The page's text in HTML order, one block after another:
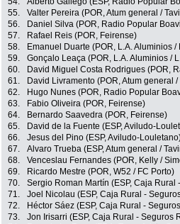
55.
Valter Pereira (POR, Atum general /
56.
Daniel Silva (POR, Radio Popular
57.
Rafael Reis (POR, Feirense)
58.
Emanuel Duarte (POR, L.A. Aluminios /
59.
Gonçalo Leaça (POR, L.A. Aluminios /
60.
David Miguel Costa Rodrigues (POR,
61.
David Livramento (POR, Atum general
62.
Hugo Nunes (POR, Radio Popular
63.
Fabio Oliveira (POR, Feirense)
64.
Bernardo Saavedra (POR, Feirense)
65.
David de la Fuente (ESP, Aviludo-
66.
Jesus del Pino (ESP, Aviludo-
67.
Alvaro Trueba (ESP, Atum general /
68.
Venceslau Fernandes (POR, Kelly /
69.
Ricardo Mestre (POR, W52 / FC Porto)
70.
Sergio Roman Martín (ESP, Caja Rural
71.
Joel Nicolau (ESP, Caja Rural -
72.
Héctor Sáez (ESP, Caja Rural -
73.
Jon Irisarri (ESP, Caja Rural - Seguros